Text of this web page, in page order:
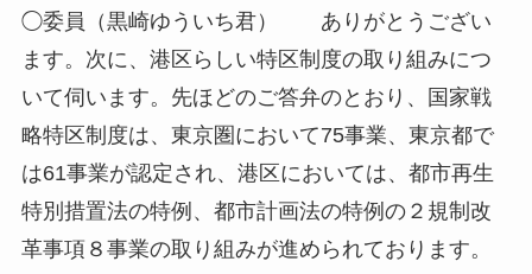
◯委員（黒崎ゆういち君） ありがとうござい
ます。次に、港区らしい特区制度の取り組みにつ
いて伺います。先ほどのご答弁のとおり、国家戦
略特区制度は、東京圏において75事業、東京都で
は61事業が認定され、港区においては、都市再生
特別措置法の特例、都市計画法の特例の２規制改
革事項８事業の取り組みが進められております。